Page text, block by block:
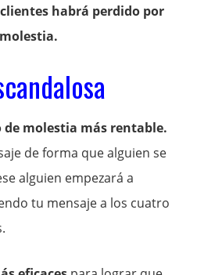
habrá perdido por
de molestia más rentable.
de forma que alguien se
alguien empezará a
tu mensaje a los cuatro